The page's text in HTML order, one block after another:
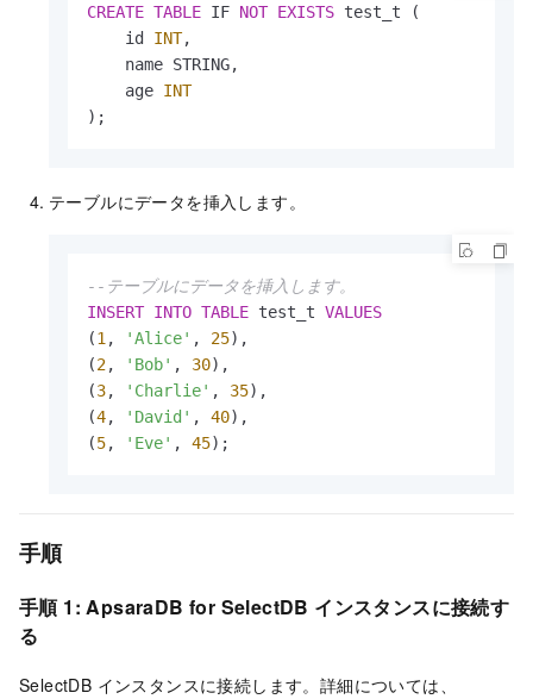
CREATE TABLE IF NOT EXISTS test_t (
    id
INT,
    name STRING,
    age
INT
);
テーブルにデータを挿入します。
--テーブルにデータを挿入します。
INSERT INTO TABLE test_t VALUES
(1 , 'Alice' , 25),
(2, 'Bob' , 30),
(3, 'Charlie' , 35),
(4, 'David' , 40),
(5, 'Eve' , 45);
手順
手順 1: ApsaraDB for SelectDB インスタンスに接続す
る
SelectDB インスタンスに接続します。詳細については、